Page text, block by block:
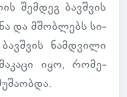
შემ­დეგ ბავ­შვის
და მშობ­ლებს სი­
ნამ­დვილი
იყო, რო­მე­